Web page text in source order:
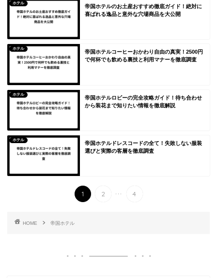
ホテル
帝国ホテルのお土産おすすめ徹底ガイド！絶対に
喜ばれる逸品と意外な穴場商品を大公開
ホテル
帝国ホテルコーヒーおかわり自由の真実！2500円
で何杯でも飲める裏技と利用マナーを徹底調査
ホテル
帝国ホテルロビーの完全攻略ガイド！待ち合わせ
から装花まで知りたい情報を徹底解説
ホテル
帝国ホテルドレスコードの全て！失敗しない服装
選びと実際の客層を徹底調査
1 2 ... 4
HOME 帝国ホテル